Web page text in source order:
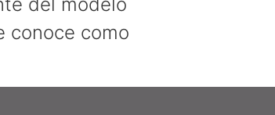
del modelo
conoce como